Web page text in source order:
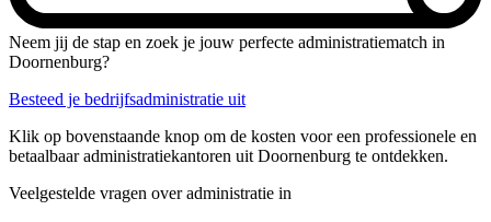
Neem jij de stap en zoek je jouw perfecte administratiematch in
Doornenburg?
Besteed je bedrijfsadministratie uit
Klik op bovenstaande knop om de kosten voor een professionele en
betaalbaar administratiekantoren uit Doornenburg te ontdekken.
Veelgestelde vragen over administratie in